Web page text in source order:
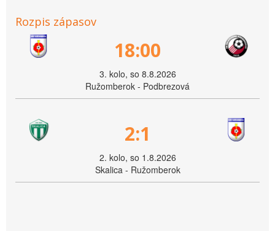
Rozpis zápasov
18:00
3. kolo, so 8.8.2026
Ružomberok - Podbrezová
2:1
2. kolo, so 1.8.2026
Skalica - Ružomberok